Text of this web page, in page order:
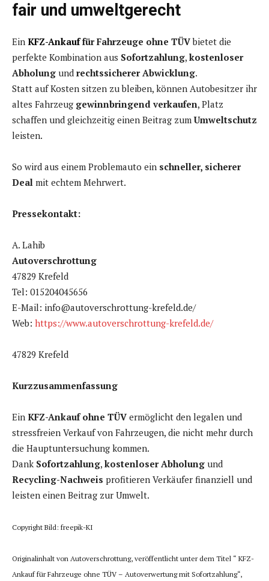
fair und umweltgerecht
Ein KFZ-Ankauffür Fahrzeuge ohne TÜVbietet die
perfekte Kombination aus Sofortzahlung, kostenloser
Abholung und rechtssicherer Abwicklung.
Statt auf Kosten sitzen zu bleiben, können Autobesitzer ihr
altes Fahrzeug gewinnbringend verkaufen, Platz
schaffen und gleichzeitig einen Beitrag zumUmweltschutz
leisten.
So wird aus einem Problemauto ein schneller, sicherer
Deal mit echtem Mehrwert.
Pressekontakt:
A. Lahib
Autoverschrottung
47829 Krefeld
Tel: 015204045656
E-Mail: info@autoverschrottung-krefeld.de/
Web: https://www.autoverschrottung-krefeld.de/
47829 Krefeld
Kurzzusammenfassung
Ein KFZ-Ankauf ohne TÜV ermöglicht den legalen und
stressfreien Verkauf von Fahrzeugen, die nicht mehr durch
die Hauptuntersuchung kommen.
Dank Sofortzahlung, kostenloser Abholung und
Recycling-Nachweis profitieren Verkäufer finanziell und
leisten einen Beitrag zur Umwelt.
Copyright Bild: freepik-KI
Originalinhalt von Autoverschrottung, veröffentlicht unter dem Titel “ KFZ-
Ankauf für Fahrzeuge ohne TÜV – Autoverwertung mit Sofortzahlung“,